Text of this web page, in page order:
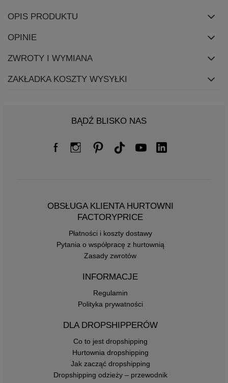
OPIS PRODUKTU
OPINIE
ZWROTY I WYMIANA
ZAKŁADKA KOSZTY WYSYŁKI
BĄDŹ BLISKO NAS
OBSŁUGA KLIENTA HURTOWNI
FACTORYPRICE
Płatności i koszty dostawy
Pytania o współpracę z hurtownią
Zasady zwrotów
INFORMACJE
Regulamin
Polityka prywatności
DLA DROPSHIPPERÓW
Co to jest dropshipping
Hurtownia dropshipping
Jak zacząć dropshipping
Dropshipping odzieży – przewodnik